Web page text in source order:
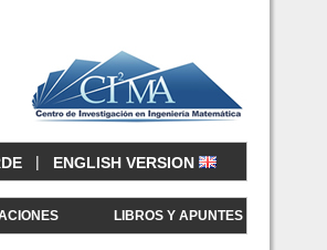
| ENGLISH VERSION
LIBROS Y APUNTES